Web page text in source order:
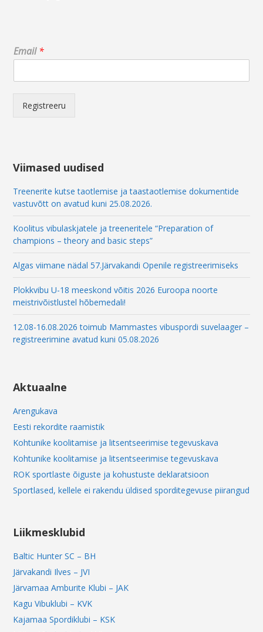
E
m
i
*
Email*
Registreeru
Viimased uudised
Treenerite kutse taotlemise ja taastaotlemise dokumentide
vastuvõtt on avatud kuni 25.08.2026.
Koolitus vibulaskjatele ja treeneritele “Preparation of
champions – theory and basic steps”
Algas viimane nädal 57.Järvakandi Openile registreerimiseks
Plokkvibu U-18 meeskond võitis 2026 Euroopa noorte
meistrivõistlustel hõbemedali!
12.08-16.08.2026 toimub Mammastes vibuspordi suvelaager –
registreerimine avatud kuni 05.08.2026
Aktuaalne
Arengukava
Eesti rekordite raamistik
Kohtunike koolitamise ja litsentseerimise tegevuskava
Kohtunike koolitamise ja litsentseerimise tegevuskava
ROK sportlaste õiguste ja kohustuste deklaratsioon
Sportlased, kellele ei rakendu üldised sporditegevuse piirangud
Liikmesklubid
Baltic Hunter SC – BH
Järvakandi Ilves – JVI
Järvamaa Amburite Klubi – JAK
Kagu Vibuklubi – KVK
Kajamaa Spordiklubi – KSK